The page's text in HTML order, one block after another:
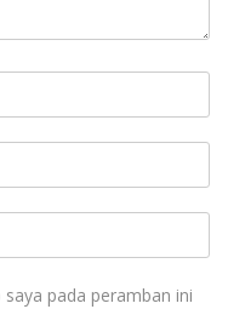
pada peramban ini